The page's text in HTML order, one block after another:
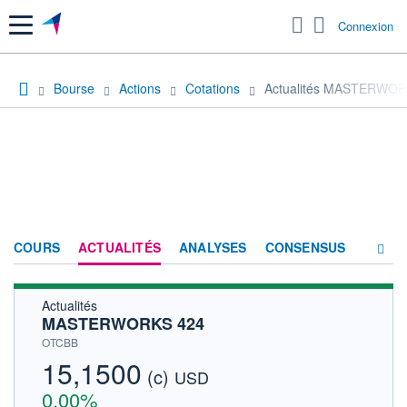
Menu Connexion
Bourse Actions Cotations Actualités
COURS ACTUALITÉS ANALYSES CONSENSUS
ACTIONNAIRES
Actualités
MASTERWORKS 424
OTCBB
15,1500 (c) USD
0,00%